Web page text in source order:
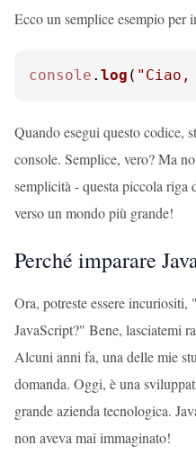
Ecco un semplice esempio per
console . log ( "Ciao,
Quando esegui questo codice,
console. Semplice, vero? Ma
semplicità - questa piccola riga
verso un mondo più grande!
Perché imparare
Ora, potreste essere incuriositi,
JavaScript?" Bene, lasciatemi
Alcuni anni fa, una delle mie
domanda. Oggi, è una
grande azienda tecnologica.
non aveva mai immaginato!